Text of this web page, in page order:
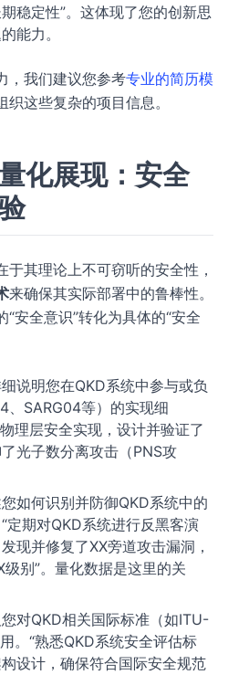
稳定性”。这体现了您的创新思
能力。
，我们建议您参考专业的简历模
织这些复杂的项目信息。
化展现：安全
于其理论上不可窃听的安全性，
来确保其实际部署中的鲁棒性。
安全意识”转化为具体的“安全
细说明您在QKD系统中参与或负
、SARG04等）的实现细
理层安全实现，设计并验证了
光子数分离攻击（PNS攻
您如何识别并防御QKD系统中的
定期对QKD系统进行反黑客演
现并修复了XX旁道攻击漏洞，
别”。量化数据是这里的关
您对QKD相关国际标准（如ITU-
。“熟悉QKD系统安全评估标
设计，确保符合国际安全规范